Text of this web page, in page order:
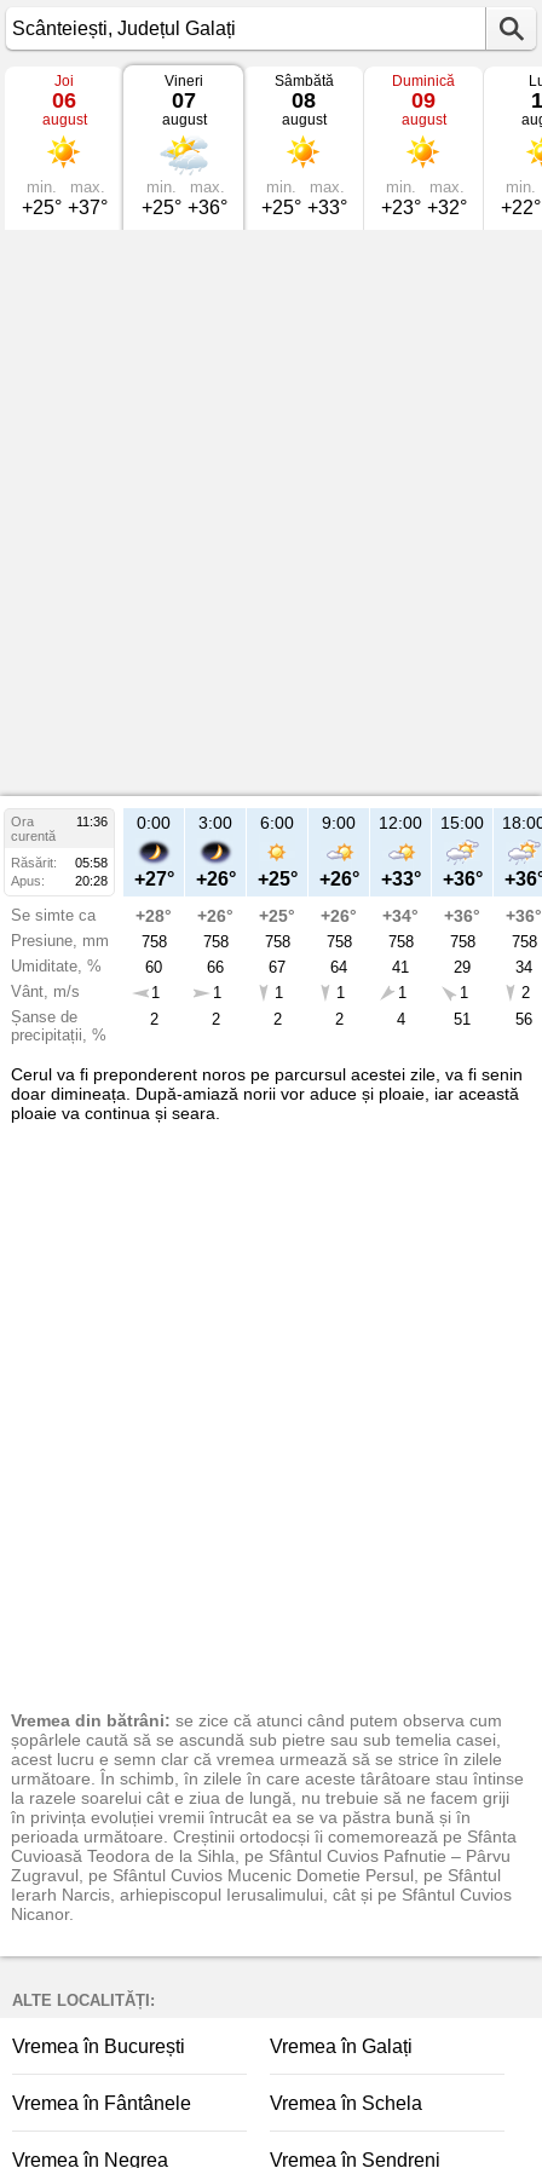
Vremea
Scânteiești
mâine
Județul
Galați
Joi
06
august
min.
+25°
max.
+37°
Vineri
07
august
min.
+25°
max.
+36°
Sâmbătă
08
august
min.
+25°
max.
+33°
Duminică
09
august
min.
+23°
max.
+32°
min.
+22°
Ora
11:36
curentă
Răsărit:
05:58
Apus:
20:28
Se simte ca
Presiune, mm
Umiditate, %
Vânt, m/s
Șanse de
precipitații, %
21:00
+31°
+31°
758
44
2
13
Vi
aug
0:00
+27°
+28°
758
60
1
2
3:00
+26°
+26°
758
66
1
2
6:00
+25°
+25°
758
67
1
2
9:00
+26°
+26°
758
64
1
2
12:00
+33°
+34°
758
41
1
4
15:00
+36°
+36°
758
29
1
51
+36°
758
34
2
56
Cerul va fi preponderent noros pe parcursul acestei zile, va fi senin
doar dimineața. După-amiază norii vor aduce și ploaie, iar această
ploaie va continua și seara.
Vremea din bătrâni: se zice că atunci când putem observa cum
șopârlele caută să se ascundă sub pietre sau sub temelia casei,
acest lucru e semn clar că vremea urmează să se strice în zilele
următoare. În schimb, în zilele în care aceste târâtoare stau întinse
la razele soarelui cât e ziua de lungă, nu trebuie să ne facem griji
în privința evoluției vremii întrucât ea se va păstra bună și în
perioada următoare. Creștinii ortodocși îi comemorează pe Sfânta
Cuvioasă Teodora de la Sihla, pe Sfântul Cuvios Pafnutie – Pârvu
Zugravul, pe Sfântul Cuvios Mucenic Dometie Persul, pe Sfântul
Ierarh Narcis, arhiepiscopul Ierusalimului, cât și pe Sfântul Cuvios
Nicanor.
ALTE LOCALITĂȚI:
Vremea în București Vremea în Galați
Vremea în Fântânele Vremea în Schela
Vremea în Negrea Vremea în Șendreni